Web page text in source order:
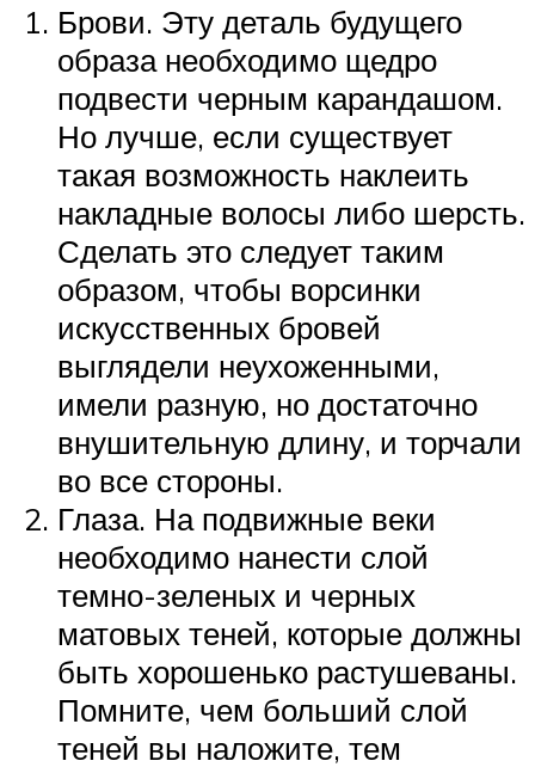
Брови. Эту деталь будущего
образа необходимо щедро
подвести черным карандашом.
Но лучше, если существует
такая возможность наклеить
накладные волосы либо шерсть.
Сделать это следует таким
образом, чтобы ворсинки
искусственных бровей
выглядели неухоженными,
имели разную, но достаточно
внушительную длину, и торчали
во все стороны.
Глаза. На подвижные веки
необходимо нанести слой
темно-зеленых и черных
матовых теней, которые должны
быть хорошенько растушеваны.
Помните, чем больший слой
теней вы наложите, тем